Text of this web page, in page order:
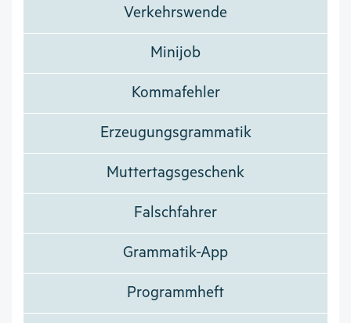
Verkehrswende
Minijob
Kommafehler
Erzeugungsgrammatik
Muttertagsgeschenk
Falschfahrer
Grammatik-App
Programmheft